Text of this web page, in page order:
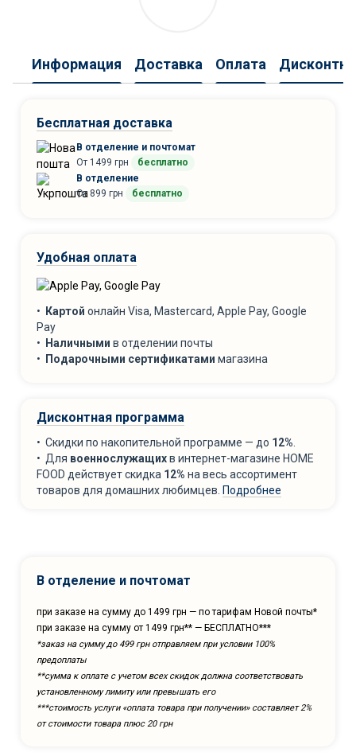
Информация Доставка Оплата
Бесплатная доставка
В отделение и почтомат
От 1499 грн
бесплатно
В отделение
От 899 грн
бесплатно
Удобная оплата
• Картой онлайн Visa, Mastercard, Apple Pay, Google
Pay
•
Наличными в отделении почты
•
Подарочными сертификатами магазина
Дисконтная программа
• Скидки по накопительной программе — до 12%
• Для военнослужащихв интернет-магазине HOME
FOOD действует скидка 12% на весь ассортимент
товаров для домашних любимцев. Подробнее
В отделение и почтомат
при заказе на сумму до 1499 грн — по тарифам Новой почты*
при заказе на сумму от 1499 грн** — БЕСПЛАТНО***
*заказ на сумму до 499 грн отправляем при условии 100%
предоплаты
**сумма к оплате с учетом всех скидок должна соответствовать
установленному лимиту или превышать его
***cтоимость услуги «оплата товара при получении» составляет 2%
от стоимости товара плюс 20 грн